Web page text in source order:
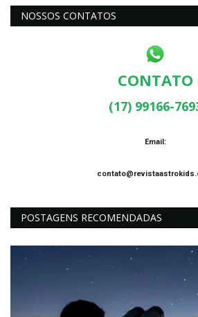
NOSSOS CONTATOS
CONTATO
(17) 99166-
Email:
POSTAGENS RECOMENDADAS